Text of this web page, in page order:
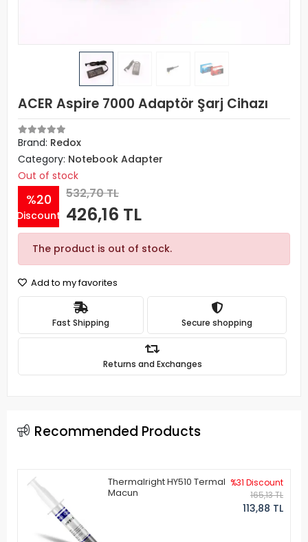
ACER Aspire 7000 Adaptör Şarj Cihazı
Brand: Redox
Category: Notebook Adapter
Out of stock
%20
Discount
532,70 TL
426,16 TL
The product is out of stock.
Add to my favorites
Fast Shipping Secure shopping
Returns and Exchanges
Recommended Products
Thermalright HY510 Termal
Macun
%31 Discount
165,13 TL
113,88 TL